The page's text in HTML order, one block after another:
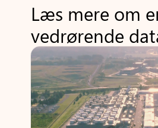
Læs mere om
vedrørende